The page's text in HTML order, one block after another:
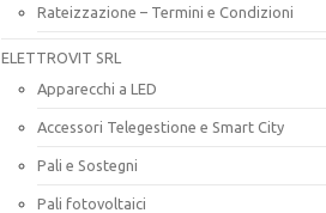
Rateizzazione – Termini e Condizioni
ELETTROVIT SRL
Apparecchi a LED
Accessori Telegestione e Smart City
Pali e Sostegni
Pali fotovoltaici